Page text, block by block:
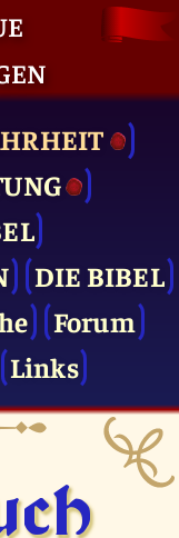
DIE BIBEL
Forum
Links